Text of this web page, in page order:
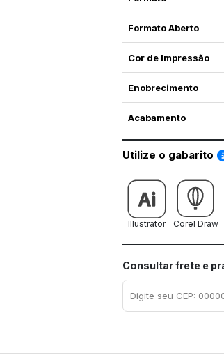
Formato Aberto
Cor de Impressão
Enobrecimento
Acabamento
Utilize o gabarito
Illustrator Corel Draw
Consultar frete e